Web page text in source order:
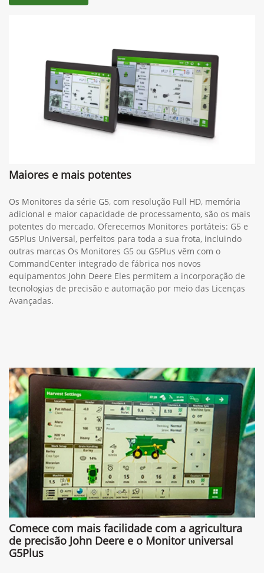
Maiores e mais potentes
Os Monitores da série G5, com resolução Full HD, memória
adicional e maior capacidade de processamento, são os mais
potentes do mercado. Oferecemos Monitores portáteis: G5 e
G5Plus Universal, perfeitos para toda a sua frota, incluindo
outras marcas Os Monitores G5 ou G5Plus vêm com o
CommandCenter integrado de fábrica nos novos
equipamentos John Deere Eles permitem a incorporação de
tecnologias de precisão e automação por meio das Licenças
Avançadas.
Comece com mais facilidade com a agricultura
de precisão John Deere e o Monitor universal
G5Plus